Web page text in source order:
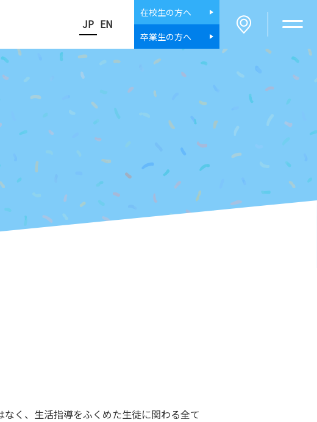
JP EN
在校生の方へ
卒業生の方へ
く、生活指導をふくめた生徒に関わる全て